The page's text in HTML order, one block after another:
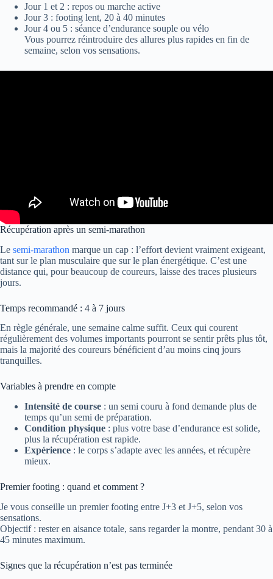
Jour 1 et 2 : repos ou marche active
Jour 3 : footing lent, 20 à 40 minutes
Jour 4 ou 5 : séance d’endurance souple ou vélo
Vous pourrez réintroduire des allures plus rapides en fin de
semaine, selon vos sensations.
Récupération après un semi-marathon
Le semi-marathon marque un cap : l’effort devient vraiment exigeant,
tant sur le plan musculaire que sur le plan énergétique. C’est une
distance qui, pour beaucoup de coureurs, laisse des traces plusieurs
jours.
Temps recommandé : 4 à 7 jours
En règle générale, une semaine calme suffit. Ceux qui courent
régulièrement des volumes importants pourront se sentir prêts plus tôt,
mais la majorité des coureurs bénéficient d’au moins cinq jours
tranquilles.
Variables à prendre en compte
Intensité de course : un semi couru à fond demande plus de
temps qu’un semi de préparation.
Condition physique : plus votre base d’endurance est solide,
plus la récupération est rapide.
Expérience : le corps s’adapte avec les années, et récupère
mieux.
Premier footing : quand et comment ?
Je vous conseille un premier footing entre J+3 et J+5, selon vos
sensations.
Objectif : rester en aisance totale, sans regarder la montre, pendant 30 à
45 minutes maximum.
Signes que la récupération n’est pas terminée